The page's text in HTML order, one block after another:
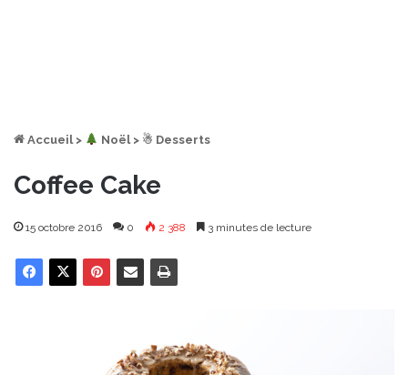
Accueil > ︎ Noël > ☃ Desserts
Coffee Cake
15 octobre 2016 0 2 388 3 minutes de lecture